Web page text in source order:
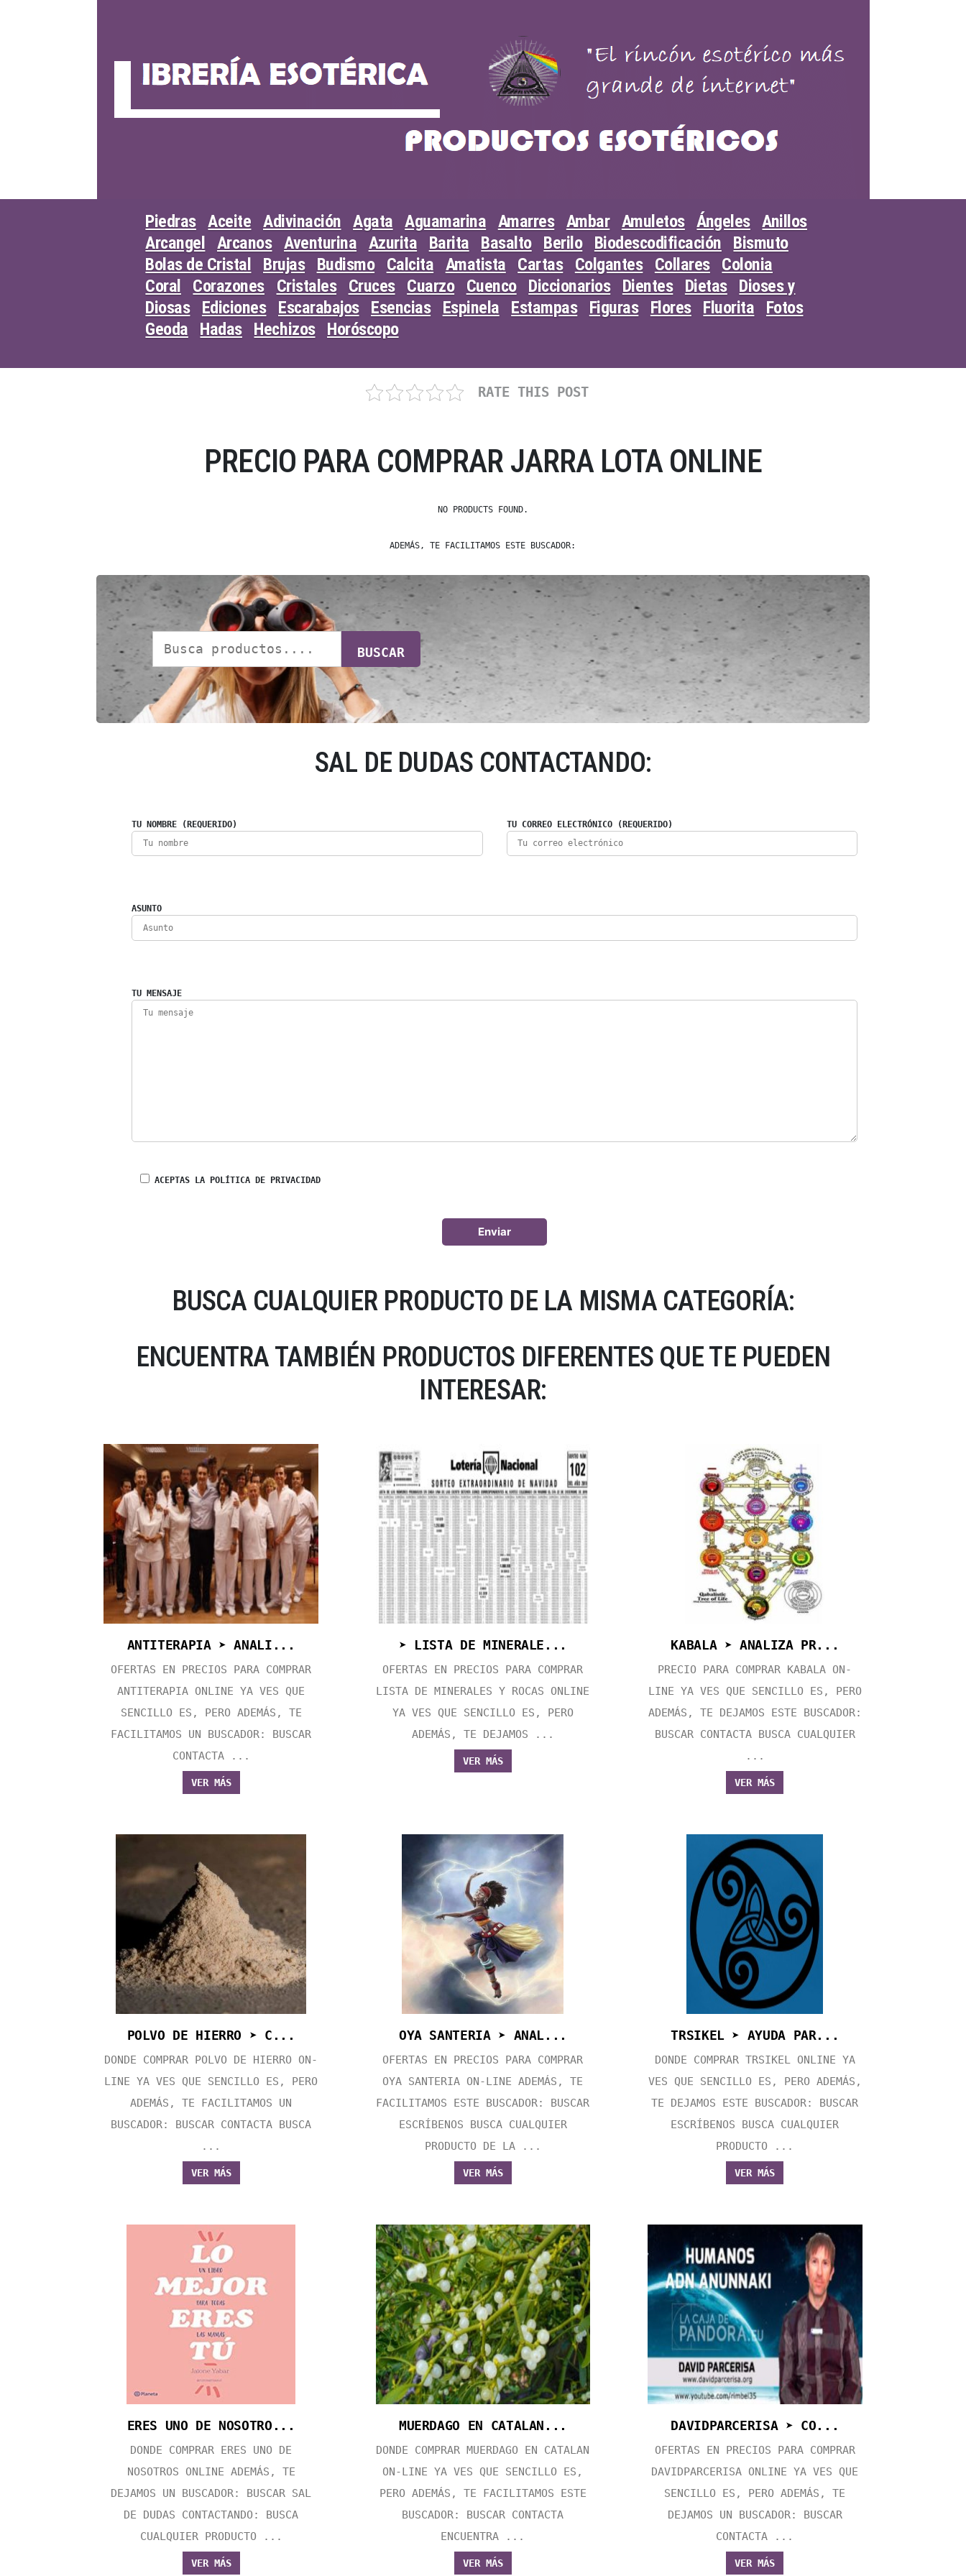
Piedras Aceite Adivinación Agata Aguamarina Amarres Ambar Amuletos Ángeles Anillos
Arcangel
Arcanos Aventurina Azurita Barita Basalto Berilo Biodescodificación
Bismuto
Bolas de Cristal
Brujas Budismo Calcita Amatista Cartas Colgantes Collares
Colonia
Coral
Corazones Cristales Cruces Cuarzo Cuenco Diccionarios Dientes Dietas
Dioses y
Diosas
Ediciones Escarabajos Esencias Espinela Estampas Figuras Flores Fluorita
Fotos
Geoda
Hadas Hechizos Horóscopo
RATE THIS POST
PRECIO PARA COMPRAR JARRA LOTA ONLINE
NO PRODUCTS FOUND.
ADEMÁS, TE FACILITAMOS ESTE BUSCADOR:
BUSCAR
SAL DE DUDAS CONTACTANDO:
TU NOMBRE (REQUERIDO) TU CORREO ELECTRÓNICO (REQUERIDO)
ASUNTO
TU MENSAJE
ACEPTAS LA POLÍTICA DE PRIVACIDAD
BUSCA CUALQUIER PRODUCTO DE LA MISMA CATEGORÍA:
ENCUENTRA TAMBIÉN PRODUCTOS DIFERENTES QUE TE PUEDEN
INTERESAR:
ANTITERAPIA ➤ ANALI...
OFERTAS EN PRECIOS PARA COMPRAR
ANTITERAPIA ONLINE YA VES QUE
SENCILLO ES, PERO ADEMÁS, TE
FACILITAMOS UN BUSCADOR: BUSCAR
CONTACTA ...
VER MÁS
➤ LISTA DE MINERALE...
OFERTAS EN PRECIOS PARA COMPRAR
LISTA DE MINERALES Y ROCAS ONLINE
YA VES QUE SENCILLO ES, PERO
ADEMÁS, TE DEJAMOS ...
VER MÁS
KABALA ➤ ANALIZA PR...
PRECIO PARA COMPRAR KABALA ON-
LINE YA VES QUE SENCILLO ES, PERO
ADEMÁS, TE DEJAMOS ESTE BUSCADOR:
BUSCAR CONTACTA BUSCA CUALQUIER
...
VER MÁS
POLVO DE HIERRO ➤ C...
DONDE COMPRAR POLVO DE HIERRO ON-
LINE YA VES QUE SENCILLO ES, PERO
ADEMÁS, TE FACILITAMOS UN
BUSCADOR: BUSCAR CONTACTA BUSCA
...
VER MÁS
OYA SANTERIA ➤ ANAL...
OFERTAS EN PRECIOS PARA COMPRAR
OYA SANTERIA ON-LINE ADEMÁS, TE
FACILITAMOS ESTE BUSCADOR: BUSCAR
ESCRÍBENOS BUSCA CUALQUIER
PRODUCTO DE LA ...
VER MÁS
TRSIKEL ➤ AYUDA PAR...
DONDE COMPRAR TRSIKEL ONLINE YA
VES QUE SENCILLO ES, PERO ADEMÁS,
TE DEJAMOS ESTE BUSCADOR: BUSCAR
ESCRÍBENOS BUSCA CUALQUIER
PRODUCTO ...
VER MÁS
ERES UNO DE NOSOTRO...
DONDE COMPRAR ERES UNO DE
NOSOTROS ONLINE ADEMÁS, TE
DEJAMOS UN BUSCADOR: BUSCAR SAL
DE DUDAS CONTACTANDO: BUSCA
CUALQUIER PRODUCTO ...
VER MÁS
MUERDAGO EN CATALAN...
DONDE COMPRAR MUERDAGO EN CATALAN
ON-LINE YA VES QUE SENCILLO ES,
PERO ADEMÁS, TE FACILITAMOS ESTE
BUSCADOR: BUSCAR CONTACTA
ENCUENTRA ...
VER MÁS
DAVIDPARCERISA ➤ CO...
OFERTAS EN PRECIOS PARA COMPRAR
DAVIDPARCERISA ONLINE YA VES QUE
SENCILLO ES, PERO ADEMÁS, TE
DEJAMOS UN BUSCADOR: BUSCAR
CONTACTA ...
VER MÁS